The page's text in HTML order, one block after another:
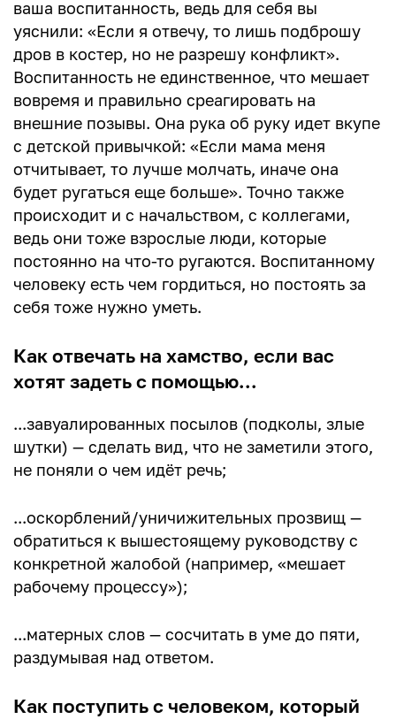
ваша воспитанность, ведь для себя вы
уяснили: «Если я отвечу, то лишь подброшу
дров в костер, но не разрешу конфликт».
Воспитанность не единственное, что мешает
вовремя и правильно среагировать на
внешние позывы. Она рука об руку идет вкупе
с детской привычкой: «Если мама меня
отчитывает, то лучше молчать, иначе она
будет ругаться еще больше». Точно также
происходит и с начальством, с коллегами,
ведь они тоже взрослые люди, которые
постоянно на что-то ругаются. Воспитанному
человеку есть чем гордиться, но постоять за
себя тоже нужно уметь.
Как отвечать на хамство, если вас
хотят задеть с помощью...
...завуалированных посылов (подколы, злые
шутки) — сделать вид, что не заметили этого,
не поняли о чем идёт речь;
...оскорблений/уничижительных прозвищ —
обратиться к вышестоящему руководству с
конкретной жалобой (например, «мешает
рабочему процессу»);
...матерных слов — сосчитать в уме до пяти,
раздумывая над ответом.
Как поступить с человеком, который